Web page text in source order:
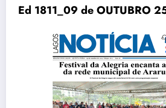
Ed 1811_09 de OUTUBRO